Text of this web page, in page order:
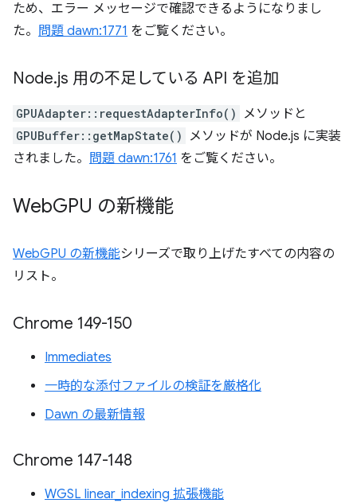
ため、エラー メッセージで確認できるようになりまし
た。 問題 dawn:1771 をご覧ください。
Node.js 用の不足している API を追加
GPUAdapter::requestAdapterInfo() メソッドと
GPUBuffer::getMapState()
メソッドが Node.js に実装
されました。 問題 dawn:1761 をご覧ください。
WebGPU の新機能
WebGPU の新機能シリーズで取り上げたすべての内容の
リスト。
Chrome 149-150
Immediates
一時的な添付ファイルの検証を厳格化
Dawn の最新情報
Chrome 147-148
WGSL linear_indexing 拡張機能